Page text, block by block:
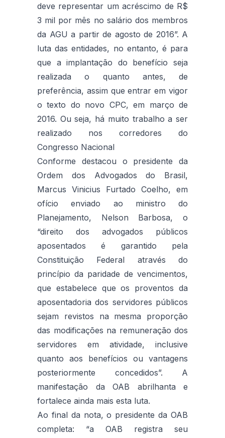
deve representar um acréscimo de R$
3 mil por mês no salário dos membros
da AGU a partir de agosto de 2016”. A
luta das entidades, no entanto, é para
que a implantação do benefício seja
realizada o quanto antes, de
preferência, assim que entrar em vigor
o texto do novo CPC, em março de
2016. Ou seja, há muito trabalho a ser
realizado nos corredores do
Congresso Nacional
Conforme destacou o presidente da
Ordem dos Advogados do Brasil,
Marcus Vinicius Furtado Coelho, em
ofício enviado ao ministro do
Planejamento, Nelson Barbosa, o
“direito dos advogados públicos
aposentados é garantido pela
Constituição Federal através do
princípio da paridade de vencimentos,
que estabelece que os proventos da
aposentadoria dos servidores públicos
sejam revistos na mesma proporção
das modificações na remuneração dos
servidores em atividade, inclusive
quanto aos benefícios ou vantagens
posteriormente concedidos”. A
manifestação da OAB abrilhanta e
fortalece ainda mais esta luta.
Ao final da nota, o presidente da OAB
completa: “a OAB registra seu